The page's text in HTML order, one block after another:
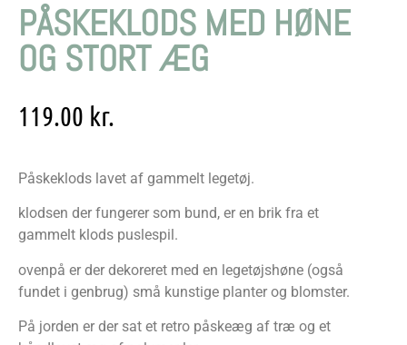
PÅSKEKLODS MED HØNE
OG STORT ÆG
119.00 kr.
Påskeklods lavet af gammelt legetøj.
klodsen der fungerer som bund, er en brik fra et
gammelt klods puslespil.
ovenpå er der dekoreret med en legetøjshøne (også
fundet i genbrug) små kunstige planter og blomster.
På jorden er der sat et retro påskeæg af træ og et